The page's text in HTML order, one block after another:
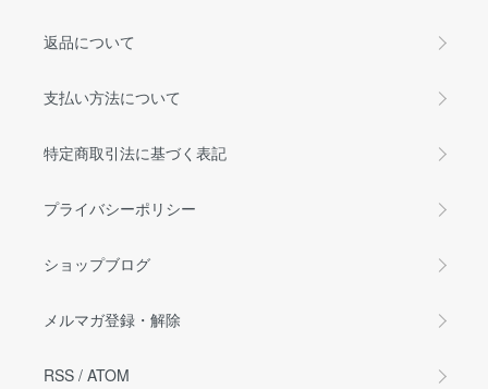
返品について
支払い方法について
特定商取引法に基づく表記
プライバシーポリシー
ショップブログ
メルマガ登録・解除
RSS / ATOM